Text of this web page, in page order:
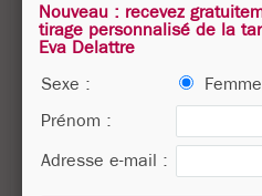
Nouveau : recevez
tirage personnalisé de la
Eva Delattre
Sexe :
Femme
Prénom :
Adresse e-mail :